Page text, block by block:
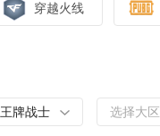
穿越火线
王牌战士 选择大区